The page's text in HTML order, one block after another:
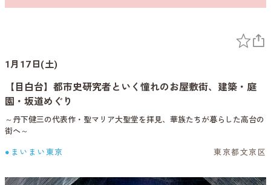
1月17日(土)
【目白台】都市史研究者といく憧れのお屋敷街、建築・庭
園・坂道めぐり
～丹下健三の代表作・聖マリア大聖堂を拝見、華族たちが暮らした高台の
街へ～
●まいまい東京 東京都文京区